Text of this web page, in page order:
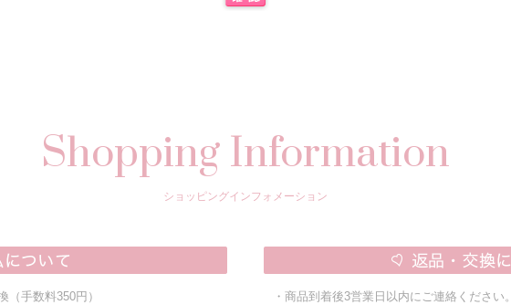
Shopping Information
ショッピングインフォメーション
手数料350円）
・商品到着後3営業日以内にご連絡ください。